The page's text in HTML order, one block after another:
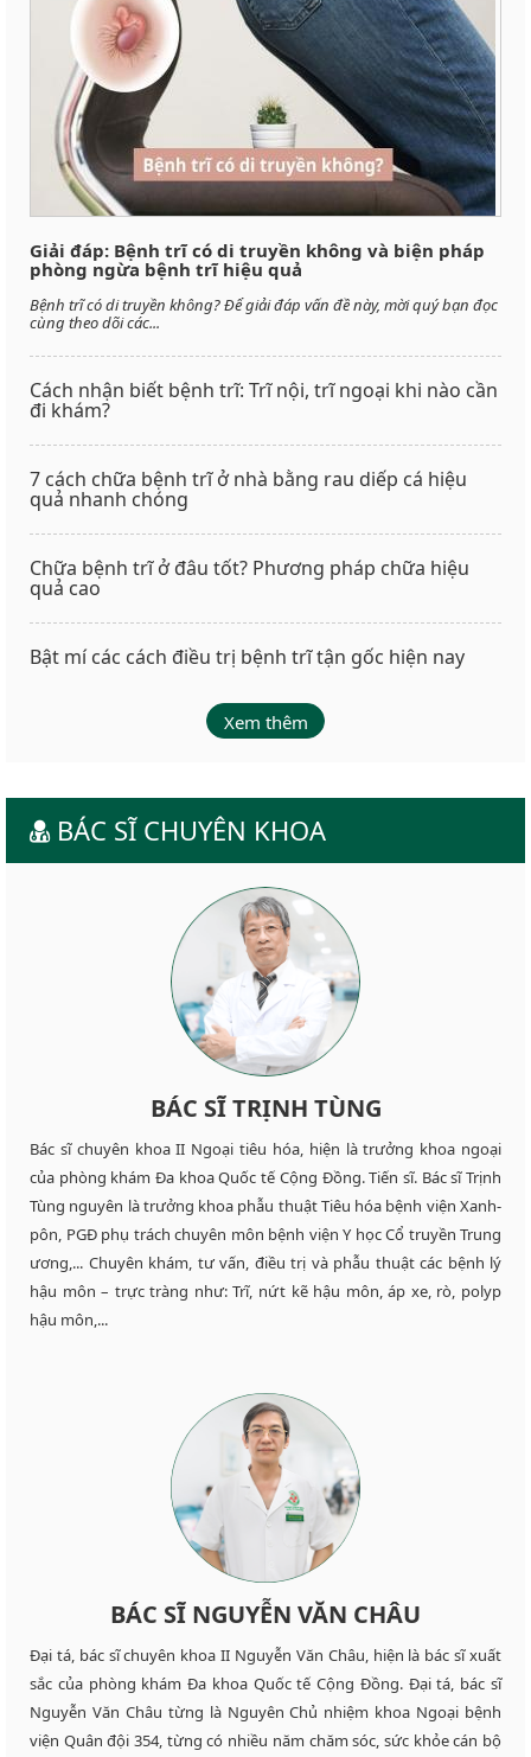
Giải đáp: Bệnh trĩ có di truyền không và biện pháp
phòng ngừa bệnh trĩ hiệu quả
Bệnh trĩ có di truyền không? Để giải đáp vấn đề này, mời quý bạn đọc
cùng theo dõi các...
Cách nhận biết bệnh trĩ: Trĩ nội, trĩ ngoại khi nào cần
đi khám?
7 cách chữa bệnh trĩ ở nhà bằng rau diếp cá hiệu
quả nhanh chóng
Chữa bệnh trĩ ở đâu tốt? Phương pháp chữa hiệu
quả cao
Bật mí các cách điều trị bệnh trĩ tận gốc hiện nay
Xem thêm
BÁC SĨ CHUYÊN KHOA
BÁC SĨ TRỊNH TÙNG
Bác sĩ chuyên khoa II Ngoại tiêu hóa, hiện là trưởng khoa ngoại
của phòng khám Đa khoa Quốc tế Cộng Đồng. Tiến sĩ. Bác sĩ Trịnh
Tùng nguyên là trưởng khoa phẫu thuật Tiêu hóa bệnh viện Xanh-
pôn, PGĐ phụ trách chuyên môn bệnh viện Y học Cổ truyền Trung
ương,... Chuyên khám, tư vấn, điều trị và phẫu thuật các bệnh lý
hậu môn – trực tràng như: Trĩ, nứt kẽ hậu môn, áp xe, rò, polyp
hậu môn,...
BÁC SĨ NGUYỄN VĂN CHÂU
Đại tá, bác sĩ chuyên khoa II Nguyễn Văn Châu, hiện là bác sĩ xuất
sắc của phòng khám Đa khoa Quốc tế Cộng Đồng. Đại tá, bác sĩ
Nguyễn Văn Châu từng là Nguyên Chủ nhiệm khoa Ngoại bệnh
viện Quân đội 354, từng có nhiều năm chăm sóc, sức khỏe cán bộ